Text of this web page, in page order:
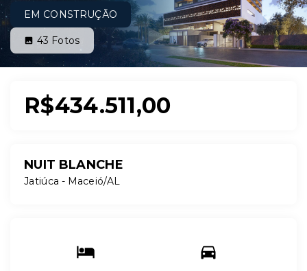
EM CONSTRUÇÃO
43 Fotos
R$434.511,00
NUIT BLANCHE
Jatiúca - Maceió/AL